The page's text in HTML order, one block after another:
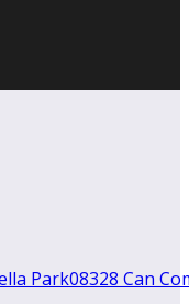
Park08328 Can